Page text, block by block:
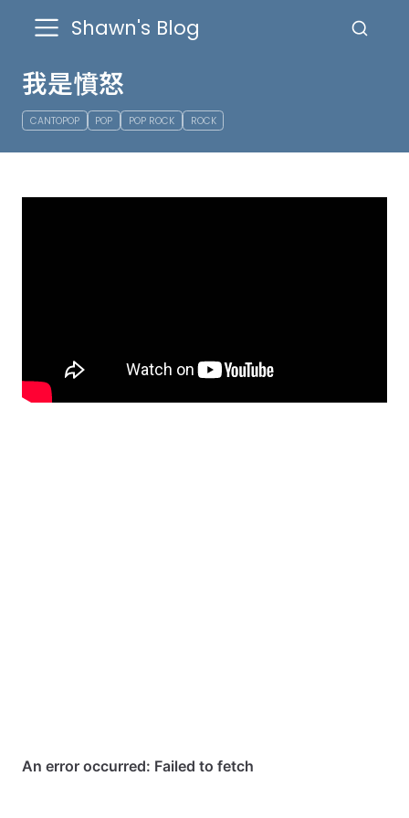
Shawn's Blog
我是憤怒
CANTOPOP POP POP ROCK ROCK